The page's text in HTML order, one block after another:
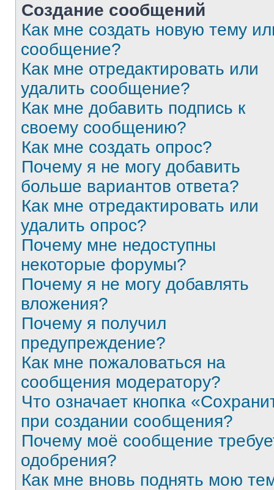
Создание сообщений
Как мне создать новую тему
сообщение?
Как мне отредактировать или
удалить сообщение?
Как мне добавить подпись к
своему сообщению?
Как мне создать опрос?
Почему я не могу добавить
больше вариантов ответа?
Как мне отредактировать или
удалить опрос?
Почему мне недоступны
некоторые форумы?
Почему я не могу добавлять
вложения?
Почему я получил
предупреждение?
Как мне пожаловаться на
сообщения модератору?
Что означает кнопка
при создании сообщения?
Почему моё сообщение
одобрения?
Как мне вновь поднять мою